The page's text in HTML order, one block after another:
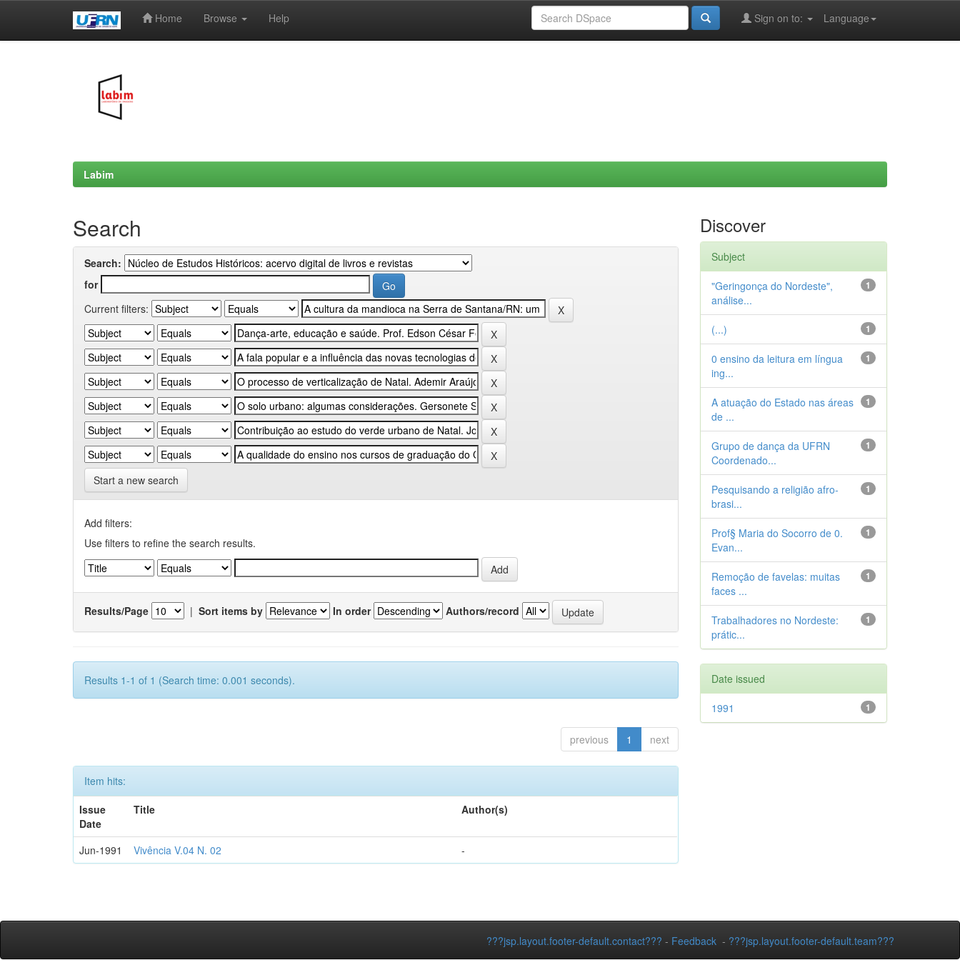
Home Browse Help Language
Sign on to:
Labim
Search
Search:
for
Current filters:
Start a new search
Add filters:
Use filters to refine the search results.
Results/Page | Sort items by In order Authors/record
Results 1-1 of 1 (Search time: 0.001 seconds).
previous 1 next
Item hits:
Issue
Date
Title Author(s)
Jun-1991 Vivência V.04 N. 02 -
Discover
Subject
1
"Geringonça do Nordeste",
análise...
1
(...)
1
0 ensino da leitura em língua
ing...
1
A atuação do Estado nas áreas
de ...
1
Grupo de dança da UFRN
Coordenado...
1
Pesquisando a religião afro-
brasi...
1
Prof§ Maria do Socorro de 0.
Evan...
1
Remoção de favelas: muitas
faces ...
1
Trabalhadores no Nordeste:
prátic...
Date issued
1
1991
???jsp.layout.footer-default.contact??? - Feedback - ???jsp.layout.footer-default.team???